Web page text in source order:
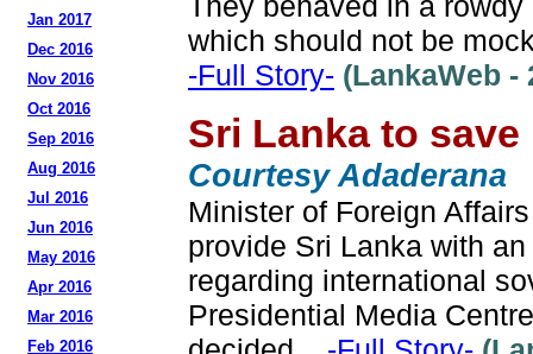
Jan 2017
Dec 2016
Nov 2016
Oct 2016
Sep 2016
Aug 2016
Jul 2016
Jun 2016
May 2016
Apr 2016
Mar 2016
Feb 2016
which should not be
-Full Story- (LankaWeb -
Sri Lanka to
Courtesy Adaderana
Minister of Foreign
provide Sri Lanka with
regarding international
Presidential Media